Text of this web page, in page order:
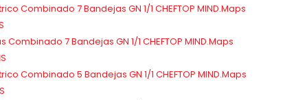
Combinado 7 Bandejas GN 1/1 CHEFTOP MIND.Maps
7 Bandejas GN 1/1 CHEFTOP MIND.Maps
Combinado 5 Bandejas GN 1/1 CHEFTOP MIND.Maps